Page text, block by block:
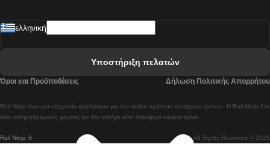
Λισαβόνα προς Λάγος Tρένο
Λισαβόνα προς Μαδρίτη Τρένα
Rail Ninja ® All Rights Reserved © 2026
Rail Ninja είναι μια υπηρεσία κρατήσεων για την online κράτηση εισιτηρίων τρένων. Η Rail Ninja δεν
είναι σιδηροδρομικός φορέας και δεν κατέχει ούτε λειτουργεί κανένα τρένο.
ελληνική
Υποστήριξη πελατών
Όροι και Προϋποθέσεις Δήλωση Πολιτικής Απορρήτου